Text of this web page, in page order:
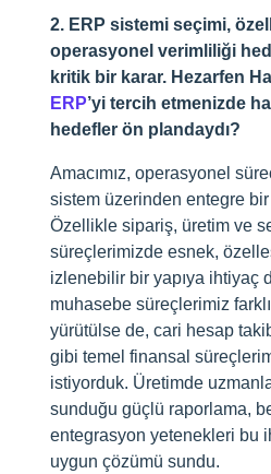
2. ERP sistemi seçimi,
operasyonel verimliliği
kritik bir karar. Hezarfen
ERP’yi tercih etmenizde
hedefler ön plandaydı?
Amacımız, operasyonel
sistem üzerinden entegre
Özellikle sipariş, üretim ve
süreçlerimizde esnek,
izlenebilir bir yapıya ihtiyaç
muhasebe süreçlerimiz
yürütülse de, cari hesap
gibi temel finansal
istiyorduk. Üretimde
sunduğu güçlü raporlama,
entegrasyon yetenekleri bu
uygun çözümü sundu.